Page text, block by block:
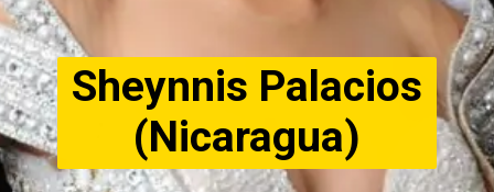
Sheynnis Palacios
(Nicaragua)